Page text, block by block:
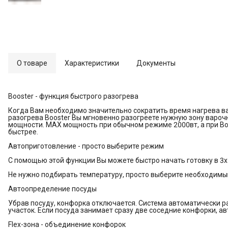
О товаре Характеристики Документы
Booster - функция быстрого разогрева
Когда Вам необходимо значительно сократить время нагрева
разогрева Booster Вы мгновенно разогреете нужную зону
мощности. MAX мощность при обычном режиме 2000вт, а при
быстрее.
Автоприготовление - просто выберите режим
С помощью этой функции Вы можете быстро начать готовку в
Не нужно подбирать температуру, просто выберите
Автоопределение посуды
Убрав посуду, конфорка отключается. Система автоматически
участок. Если посуда занимает сразу две соседние конфорки,
Flex-зона - объединение конфорок